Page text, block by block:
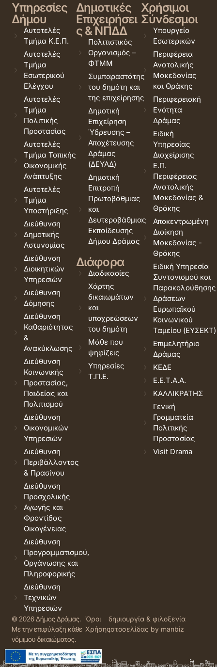
Υπηρεσίες
Δήμου
Αυτοτελές
Τμήμα Κ.Ε.Π.
Αυτοτελές
Τμήμα
Εσωτερικού
Ελέγχου
Αυτοτελές
Τμήμα
Πολιτικής
Προστασίας
Αυτοτελές
Τμήμα Τοπικής
Οικονομικής
Ανάπτυξης
Αυτοτελές
Τμήμα
Υποστήριξης
Διεύθυνση
Δημοτικής
Αστυνομίας
Διεύθυνση
Διοικητικών
Υπηρεσιών
Διεύθυνση
Δόμησης
Διεύθυνση
Καθαριότητας
&
Ανακύκλωσης
Διεύθυνση
Κοινωνικής
Προστασίας,
Παιδείας και
Πολιτισμού
Διεύθυνση
Οικονομικών
Υπηρεσιών
Διεύθυνση
Περιβάλλοντος
& Πρασίνου
Διεύθυνση
Προσχολικής
Αγωγής και
Φροντίδας
Οικογένειας
Διεύθυνση
Προγραμματισμού,
Οργάνωσης και
Πληροφορικής
Διεύθυνση
Τεχνικών
Υπηρεσιών
Δημοτικές
Επιχειρήσει
ς & ΝΠΔΔ
Πολιτιστικός
Οργανισμός –
ΦΤΜΜ
Συμπαραστάτης
του δημότη και
της επιχείρησης
Δημοτική
Επιχείρηση
Ύδρευσης –
Αποχέτευσης
Δράμας
(ΔΕΥΑΔ)
Δημοτική
Επιτροπή
Πρωτοβάθμιας
και
Δευτεροβάθμιας
Εκπαίδευσης
Δήμου Δράμας
Διάφορα
Διαδικασίες
Χάρτης
δικαιωμάτων
και
υποχρεώσεων
του δημότη
Μάθε που
ψηφίζεις
Υπηρεσίες
Τ.Π.Ε.
Χρήσιμοι
Σύνδεσμοι
Υπουργείο
Εσωτερικών
Περιφέρεια
Ανατολικής
Μακεδονίας
και Θράκης
Περιφερειακή
Ενότητα
Δράμας
Ειδική
Υπηρεσίας
Διαχείρισης
Ε.Π.
Περιφέρειας
Ανατολικής
Μακεδονίας &
Θράκης
Αποκεντρωμένη
Διοίκηση
Μακεδονίας -
Θράκης
Ειδική Υπηρεσία
Συντονισμού και
Παρακολούθησης
Δράσεων
Ευρωπαϊκού
Κοινωνικού
Ταμείου (ΕΥΣΕΚΤ)
Επιμελητήριο
Δράμας
ΚΕΔΕ
Ε.Ε.Τ.Α.Α.
ΚΑΛΛΙΚΡΑΤΗΣ
Γενική
Γραμματεία
Πολιτικής
Προστασίας
Visit Drama
© 2026 Δήμος Δράμας.
Με την επιφύλαξη κάθε
νόμιμου δικαιώματος.
Όροι
Χρήσης
δημιουργία & φιλοξενία
ιστοσελίδας by manbiz